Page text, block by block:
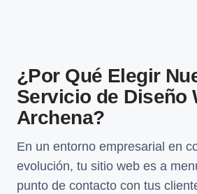
¿Por Qué Elegir
Servicio de Diseño
Archena?
En un entorno empresarial en
evolución, tu sitio web es a
punto de contacto con tus